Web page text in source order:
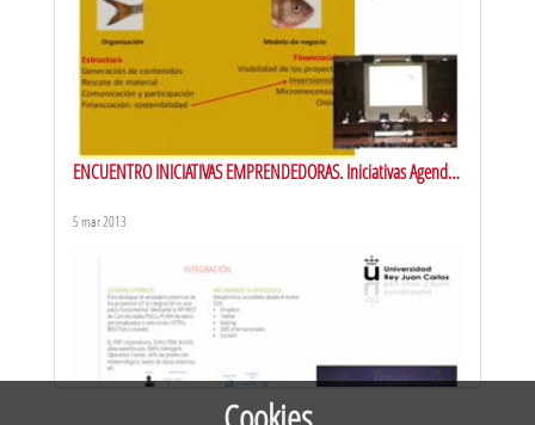
URJCx-MOOC EMPRENDIMIENTO STARTUP. Multitarea: impacto
ENCUENTRO INICIATIVAS EMPRENDEDORAS. Iniciativas Agenda
5 mar 2013